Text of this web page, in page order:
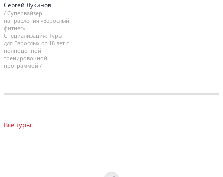
Сергей Лукинов
Супервайзер
направления «Взрослый
фитнес»
Специализация: Туры
для Взрослых от 18 лет с
полноценной
тренировочной
программой
Все туры